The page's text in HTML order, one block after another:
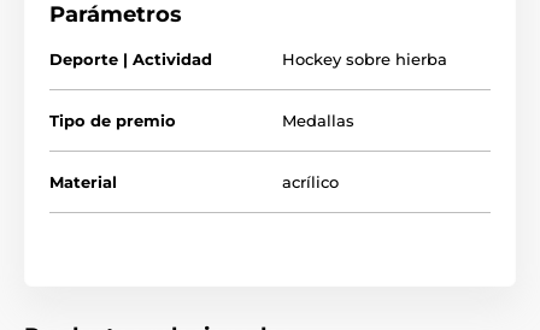
Parámetros
Deporte | Actividad Hockey sobre hierba
Tipo de premio Medallas
Material acrílico